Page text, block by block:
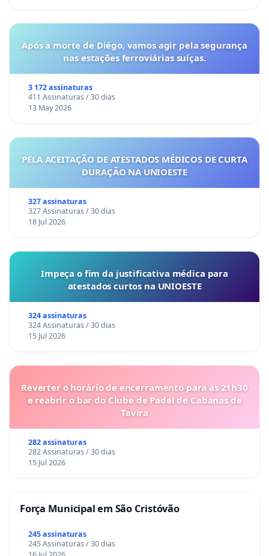
Após a morte de Diégo, vamos agir pela segurança
nas estações ferroviárias suíças.
3 172 assinaturas
411 Assinaturas / 30 dias
13 May 2026
PELA ACEITAÇÃO DE ATESTADOS MÉDICOS DE CURTA
DURAÇÃO NA UNIOESTE
327 assinaturas
327 Assinaturas / 30 dias
18 Jul 2026
Impeça o fim da justificativa médica para
atestados curtos na UNIOESTE
324 assinaturas
324 Assinaturas / 30 dias
15 Jul 2026
Reverter o horário de encerramento para as 21h30
e reabrir o bar do Clube de Padel de Cabanas de
Tavira
282 assinaturas
282 Assinaturas / 30 dias
15 Jul 2026
Força Municipal em São Cristóvão
245 assinaturas
245 Assinaturas / 30 dias